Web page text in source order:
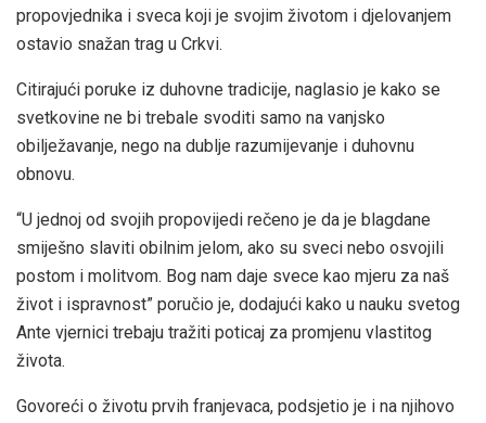
propovjednika i sveca koji je svojim životom i djelovanjem
ostavio snažan trag u Crkvi.
Citirajući poruke iz duhovne tradicije, naglasio je kako se
svetkovine ne bi trebale svoditi samo na vanjsko
obilježavanje, nego na dublje razumijevanje i duhovnu
obnovu.
“U jednoj od svojih propovijedi rečeno je da je blagdane
smiješno slaviti obilnim jelom, ako su sveci nebo osvojili
postom i molitvom. Bog nam daje svece kao mjeru za naš
život i ispravnost” poručio je, dodajući kako u nauku svetog
Ante vjernici trebaju tražiti poticaj za promjenu vlastitog
života.
Govoreći o životu prvih franjevaca, podsjetio je i na njihovo